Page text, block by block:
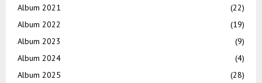
Album 2021
(22)
Album 2022
(19)
Album 2023
(9)
Album 2024
(4)
Album 2025
(28)